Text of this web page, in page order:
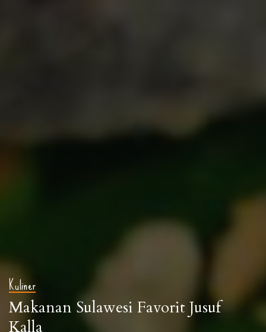
Kuliner
Makanan Sulawesi Favorit Jusuf
Kalla